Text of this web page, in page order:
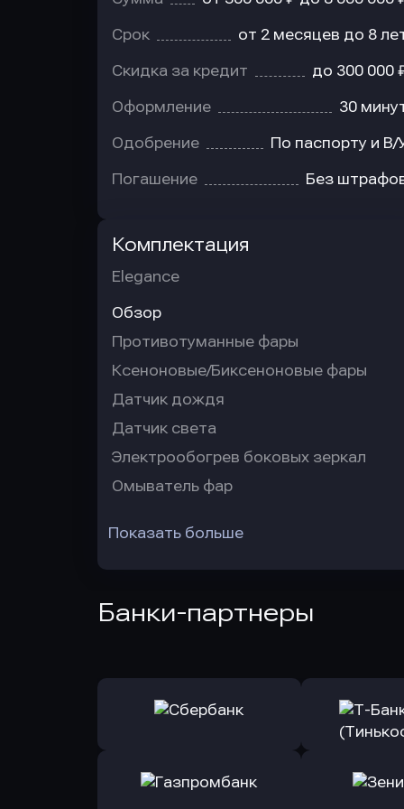
Срок от 2 месяцев до 8
Скидка за кредит до 300 000
Оформление 30
Одобрение По паспорту и В/
Погашение Без
Комплектация
Elegance
Обзор
Противотуманные фары
Ксеноновые/Биксеноновые фары
Датчик дождя
Датчик света
Электрообогрев боковых зеркал
Омыватель фар
Показать больше
Банки-партнеры
Оправить заявку